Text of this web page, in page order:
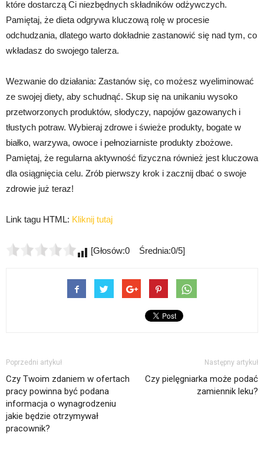
które dostarczą Ci niezbędnych składników odżywczych.
Pamiętaj, że dieta odgrywa kluczową rolę w procesie
odchudzania, dlatego warto dokładnie zastanowić się nad tym, co
wkładasz do swojego talerza.
Wezwanie do działania: Zastanów się, co możesz wyeliminować
ze swojej diety, aby schudnąć. Skup się na unikaniu wysoko
przetworzonych produktów, słodyczy, napojów gazowanych i
tłustych potraw. Wybieraj zdrowe i świeże produkty, bogate w
białko, warzywa, owoce i pełnoziarniste produkty zbożowe.
Pamiętaj, że regularna aktywność fizyczna również jest kluczowa
dla osiągnięcia celu. Zrób pierwszy krok i zacznij dbać o swoje
zdrowie już teraz!
Link tagu HTML: Kliknij tutaj
[Głosów:0 Średnia:0/5]
Poprzedni artykuł
Czy Twoim zdaniem w ofertach
pracy powinna być podana
informacja o wynagrodzeniu
jakie będzie otrzymywał
pracownik?
Następny artykuł
Czy pielęgniarka może podać
zamiennik leku?